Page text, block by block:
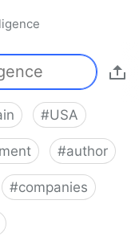
#USA
#author
#companies